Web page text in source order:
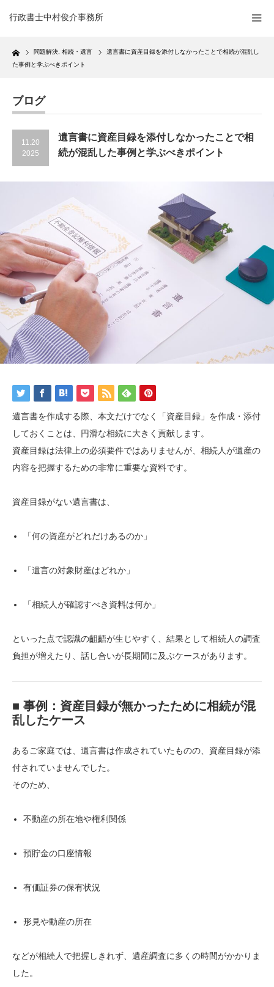
行政書士中村俊介事務所
Home 問題解決 相続・遺言
遺言書に資産目録を添付しなかったことで相続が混乱し
た事例と学ぶべきポイント
ブログ
11.20
2025
遺言書に資産目録を添付しなかったことで相
続が混乱した事例と学ぶべきポイント
遺言書を作成する際、本文だけでなく「資産目録」を作成・添付
しておくことは、円滑な相続に大きく貢献します。
資産目録は法律上の必須要件ではありませんが、相続人が遺産の
内容を把握するための非常に重要な資料です。
資産目録がない遺言書は、
「何の資産がどれだけあるのか」
「遺言の対象財産はどれか」
「相続人が確認すべき資料は何か」
といった点で認識の齟齬が生じやすく、結果として相続人の調査
負担が増えたり、話し合いが長期間に及ぶケースがあります。
■ 事例：資産目録が無かったために相続が混
乱したケース
あるご家庭では、遺言書は作成されていたものの、資産目録が添
付されていませんでした。
そのため、
不動産の所在地や権利関係
預貯金の口座情報
有価証券の保有状況
形見や動産の所在
などが相続人で把握しきれず、遺産調査に多くの時間がかかりま
した。